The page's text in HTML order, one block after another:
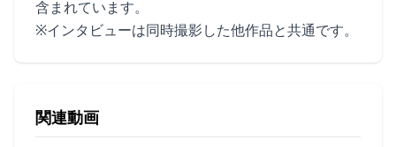
含まれています。
※インタビューは同時撮影した他作品と共通です。
関連動画